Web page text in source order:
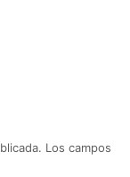
Los campos